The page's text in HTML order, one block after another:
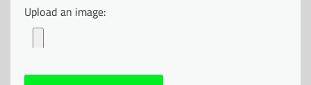
Upload an image: